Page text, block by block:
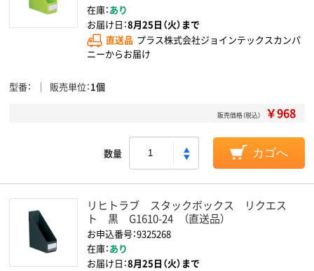
在庫：あり
お届け日：8月25日（火）まで
直送品 プラス株式会社ジョインテックスカンパ
ニーからお届け
型番 販売単位 1個
販売価格（税込） ￥968
数量 カゴへ
リヒトラブ スタックボックス リクエス
ト 黒 G1610-24 （直送品）
お申込番号：9325268
在庫：あり
お届け日：8月25日（火）まで